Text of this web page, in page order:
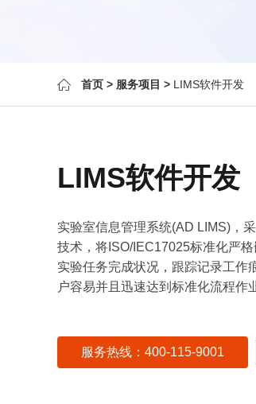
首页 > 服务项目 > LIMS软件开发
LIMS软件开发
实验室信息管理系统(AD LIMS)，
技术，将ISO/IEC17025标准化严
实验任务完成状况，跟踪记录工作
户容易并且迅速达到标准化流程作
服务热线：400-115-9001